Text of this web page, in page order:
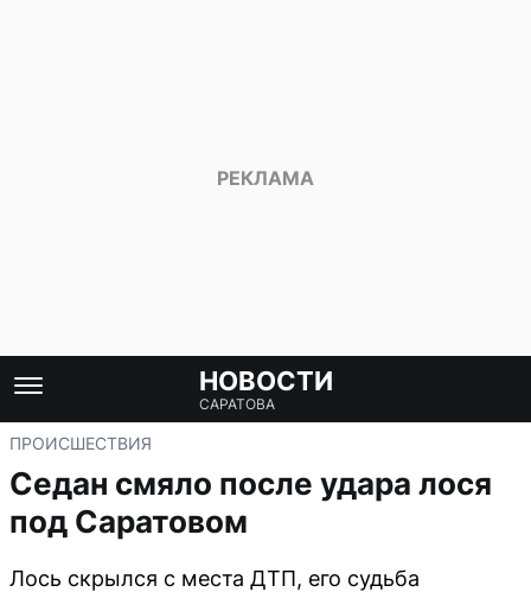
НОВОСТИ
САРАТОВА
ПРОИСШЕСТВИЯ
Седан смяло после удара лося
под Саратовом
Лось скрылся с места ДТП, его судьба